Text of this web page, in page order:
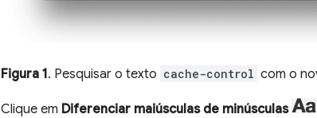
Figura 1. Pesquisar o texto cache-control com o
Clique em Diferenciar maiúsculas de minúsculas